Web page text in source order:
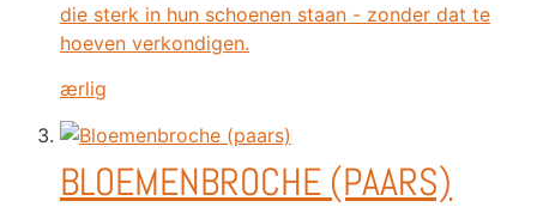
die sterk in hun schoenen staan ​​- zonder dat te
hoeven verkondigen.
ærlig
BLOEMENBROCHE (PAARS)